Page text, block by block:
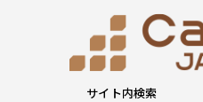
サイト内検索